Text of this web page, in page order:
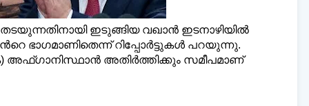
ഇടുങ്ങിയ വഖാൻ ഇടനാഴിയില്‍
ഭാഗമാണിതെന്ന് റിപ്പോര്‍ട്ടുകള്‍ പറയുന്നു.
അഫ്ഗാനിസ്ഥാൻ അതിർത്തിക്കും സമീപമാണ്